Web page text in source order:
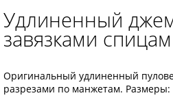
Удлиненный
завязками
Оригинальный удлиненный
разрезами по манжетам. Размеры: